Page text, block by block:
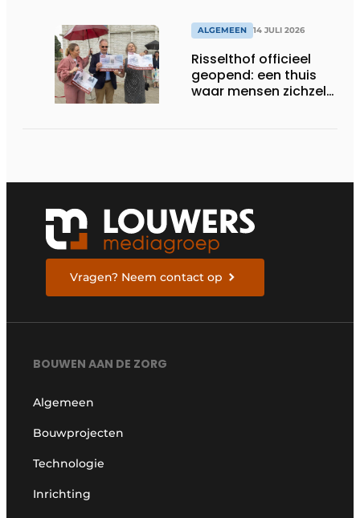
ALGEMEEN 14 JULI 2026
Risselthof officieel
geopend: een thuis
waar mensen zichzelf
Vragen? Neem contact op
BOUWEN AAN DE ZORG
Algemeen
Bouwprojecten
Technologie
Inrichting